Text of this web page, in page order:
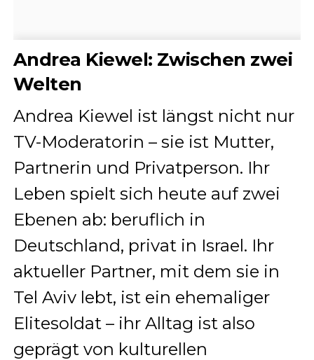
Andrea Kiewel: Zwischen zwei
Welten
Andrea Kiewel ist längst nicht nur
TV-Moderatorin – sie ist Mutter,
Partnerin und Privatperson. Ihr
Leben spielt sich heute auf zwei
Ebenen ab: beruflich in
Deutschland, privat in Israel. Ihr
aktueller Partner, mit dem sie in
Tel Aviv lebt, ist ein ehemaliger
Elitesoldat – ihr Alltag ist also
geprägt von kulturellen